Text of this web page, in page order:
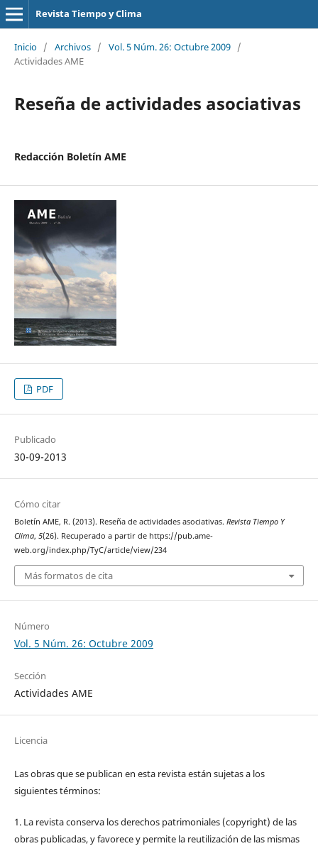
Revista Tiempo y Clima
Inicio / Archivos / Vol. 5 Núm. 26: Octubre 2009 /
Actividades AME
Reseña de actividades asociativas
Redacción Boletín AME
PDF
Publicado
30-09-2013
Cómo citar
Boletín AME, R. (2013). Reseña de actividades asociativas. Revista Tiempo Y
Clima, 5(26). Recuperado a partir de https://pub.ame-
web.org/index.php/TyC/article/view/234
Más formatos de cita
Número
Vol. 5 Núm. 26: Octubre 2009
Sección
Actividades AME
Licencia
Las obras que se publican en esta revista están sujetas a los
siguientes términos:
1. La revista conserva los derechos patrimoniales (copyright) de las
obras publicadas, y favorece y permite la reutilización de las mismas